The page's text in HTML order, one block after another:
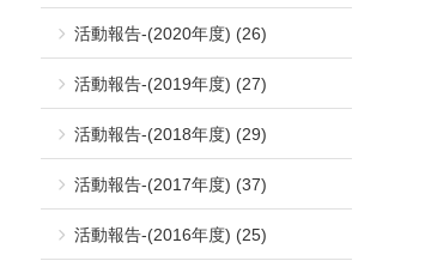
活動報告-(2020年度) (26)
活動報告-(2019年度) (27)
活動報告-(2018年度) (29)
活動報告-(2017年度) (37)
活動報告-(2016年度) (25)